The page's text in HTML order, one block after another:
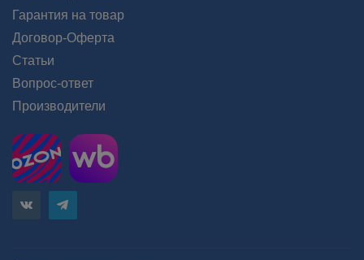
Гарантия на товар
Договор-Оферта
Статьи
Вопрос-ответ
Производители